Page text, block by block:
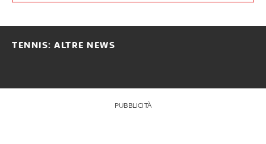
TENNIS: ALTRE NEWS
PUBBLICITÀ